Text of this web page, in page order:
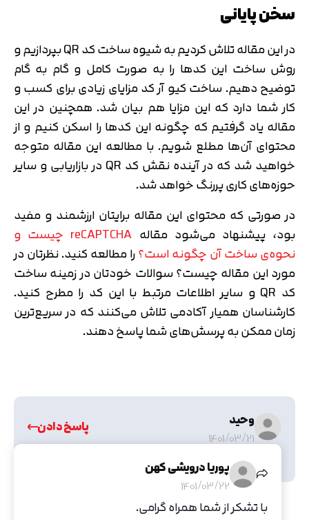
سخن پایانی
در این مقاله تلاش کردیم به شیوه ساخت کد QR بپردازیم و
روش ساخت این کدها را به صورت کامل و گام به گام
توضیح دهیم. ساخت کیو آر کد مزایای زیادی برای کسب و
کار شما دارد که این مزایا هم بیان شد. همچنین در این
مقاله یاد گرفتیم که چگونه این کدها را اسکن کنیم و از
محتوای آن‌ها مطلع شویم. با مطالعه این مقاله متوجه
خواهید شد که در آینده نقش کد QR در بازاریابی و سایر
حوزه‌های کاری پررنگ خواهد شد.
در صورتی که محتوای این مقاله برایتان ارزشمند و مفید
بود، پیشنهاد می‌شود مقاله
reCAPTCHA چیست و
نحوه‌ی ساخت آن چگونه است؟را مطالعه کنید. نظرتان در
مورد این مقاله چیست؟ سوالات خودتان در زمینه ساخت
کد QR و سایر اطلاعات مرتبط با این کد را مطرح کنید.
کارشناسان همیار آکادمی تلاش می‌کنند که در سریع‌ترین
زمان ممکن به پرسش‌های شما پاسخ دهند.
وحید
1401/03/21
پاسخ دادن
دم شما گرم خسته نباشی
پوریا درویشی کهن
1401/03/22
با تشکر از شما همراه گرامی.